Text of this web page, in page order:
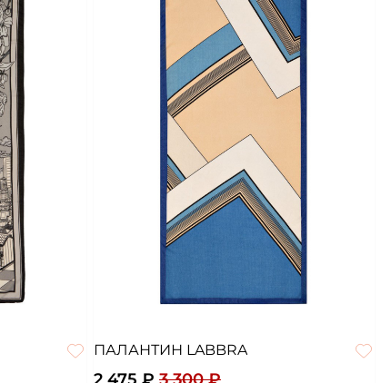
ПАЛАНТИН LABBRA